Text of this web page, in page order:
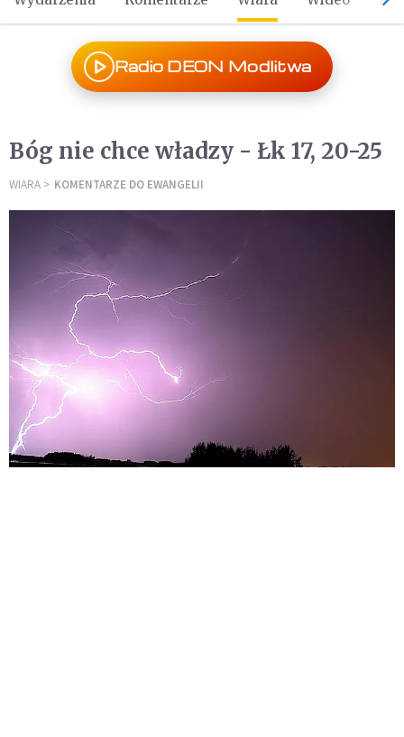
Radio DEON Modlitwa
Bóg nie chce władzy - Łk 17, 20-25
WIARA KOMENTARZE DO EWANGELII